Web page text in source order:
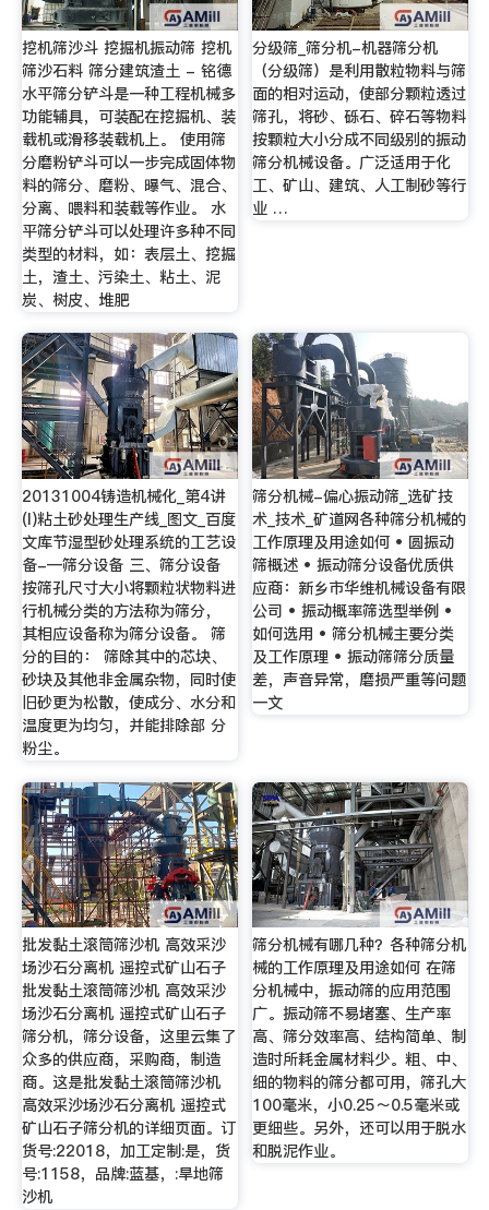
挖机筛沙斗 挖掘机振动筛 挖机
筛沙石料 筛分建筑渣土 - 铭德
水平筛分铲斗是一种工程机械多
功能辅具，可装配在挖掘机、装
载机或滑移装载机上。 使用筛
分磨粉铲斗可以一步完成固体物
料的筛分、磨粉、曝气、混合、
分离、喂料和装载等作业。 水
平筛分铲斗可以处理许多种不同
类型的材料，如：表层土、挖掘
土，渣土、污染土、粘土、泥
炭、树皮、堆肥
分级筛_筛分机-机器筛分机
（分级筛）是利用散粒物料与筛
面的相对运动，使部分颗粒透过
筛孔，将砂、砾石、碎石等物料
按颗粒大小分成不同级别的振动
筛分机械设备。广泛适用于化
工、矿山、建筑、人工制砂等行
业 …
20131004铸造机械化_第4讲
(I)粘土砂处理生产线_图文_百度
文库节湿型砂处理系统的工艺设
备-—筛分设备 三、筛分设备
按筛孔尺寸大小将颗粒状物料进
行机械分类的方法称为筛分，
其相应设备称为筛分设备。 筛
分的目的： 筛除其中的芯块、
砂块及其他非金属杂物，同时使
旧砂更为松散，使成分、水分和
温度更为均匀，并能排除部 分
粉尘。
筛分机械-偏心振动筛_选矿技
术_技术_矿道网各种筛分机械的
工作原理及用途如何 • 圆振动
筛概述 • 振动筛分设备优质供
应商：新乡市华维机械设备有限
公司 • 振动概率筛选型举例 •
如何选用 • 筛分机械主要分类
及工作原理 • 振动筛筛分质量
差，声音异常，磨损严重等问题
一文
批发黏土滚筒筛沙机 高效采沙
场沙石分离机 遥控式矿山石子
批发黏土滚筒筛沙机 高效采沙
场沙石分离机 遥控式矿山石子
筛分机，筛分设备，这里云集了
众多的供应商，采购商，制造
商。这是批发黏土滚筒筛沙机
高效采沙场沙石分离机 遥控式
矿山石子筛分机的详细页面。订
货号:22018，加工定制:是，货
号:1158，品牌:蓝基，:旱地筛
沙机
筛分机械有哪几种？各种筛分机
械的工作原理及用途如何 在筛
分机械中，振动筛的应用范围
广。振动筛不易堵塞、生产率
高、筛分效率高、结构简单、制
造时所耗金属材料少。粗、中、
细的物料的筛分都可用，筛孔大
100毫米，小0.25～0.5毫米或
更细些。另外，还可以用于脱水
和脱泥作业。